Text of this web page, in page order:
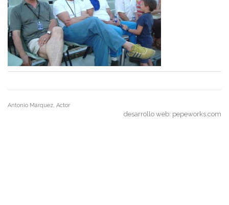
Antonio Márquez, Actor
desarrollo web: pepeworks.com